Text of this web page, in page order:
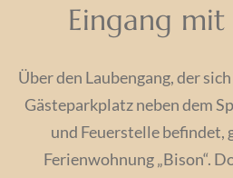
Eingang mit
Über den Laubengang, der
Gästeparkplatz neben dem
und Feuerstelle befindet,
Ferienwohnung „Bison“.